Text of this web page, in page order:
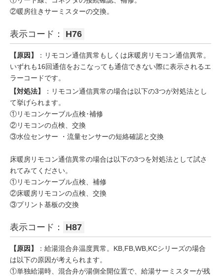
②暖房往きサーミスターの交換。
表示コード： H76
【原因】
：リモコン通信異常もしくは床暖房リモコン通信異常。
いずれも16回通信をおこなっても通信できない際に表示されるエ
ラーコードです。
【対処法】
：リモコン通信異常の場合は以下の3つが対処法とし
て挙げられます。
①リモコンケーブル点検･補修
②リモコンの点検、交換
③水位センサー ・流量センサーの短絡確認と交換
床暖房リモコン通信異常の場合は以下の3つを対処法として試さ
れてみてください。
①リモコンケーブル点検、補修
②床暖房リモコンの点検、交換
③プリント基板の交換
表示コード： H87
【原因】
：給湯混合弁温度異常。KB,FB,WB,KCシリーズの場合
は以下の原因が考えられます。
①単独給湯時、混合弁が湯側全開位置で、給湯サーミスターが残